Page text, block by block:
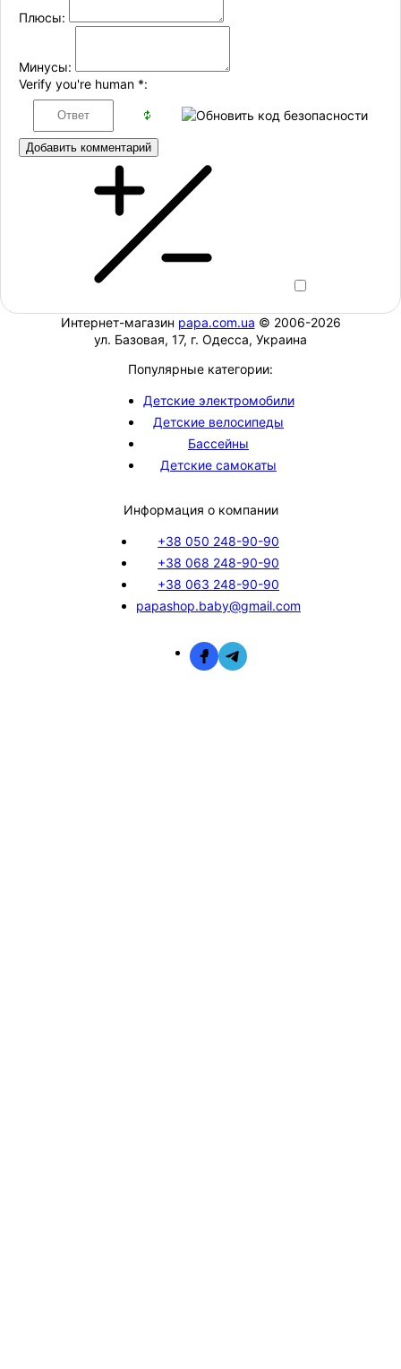
Плюсы:
Минусы:
Verify you're human *:
Добавить комментарий
Интернет-магазин papa.com.ua © 2006-2026
ул. Базовая, 17, г. Одесса, Украина
Популярные категории:
Детские электромобили
Детские велосипеды
Бассейны
Детские самокаты
Информация о компании
+38 050 248-90-90
+38 068 248-90-90
+38 063 248-90-90
papashop.baby@gmail.com